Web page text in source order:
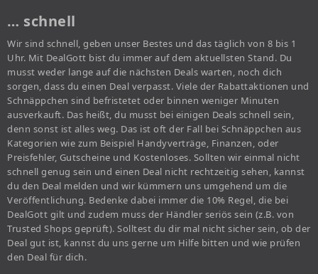
… schnell
Wir sind schnell, geben unser Bestes und das täglich von 8 bis 1
Uhr. Mit DealGott bist du immer auf dem aktuellsten Stand. Du
musst weder lange auf die nächsten Deals warten, noch dich
sorgen, dass du einen Deal verpasst. Viele der Rabattaktionen und
Schnäppchen sind befristetet oder binnen weniger Minuten
ausverkauft. Das heißt, du musst bei einigen Deals schnell sein,
denn sonst ist alles weg. Das ist oft der Fall bei Schnäppchen aus
Kategorien wie zum Beispiel Handyverträge, Finanzen, oder
Preisfehler, Gutscheine und Kostenloses. Sollten wir einmal nicht
schnell genug sein und einen Deal nicht rechtzeitig sehen, kannst
du den Deal melden und wir kümmern uns umgehend um die
Veröffentlichung. Bedenke dabei immer die 10% Regel, die bei
DealGott gilt und zudem muss der Händler seriös sein (z.B. von
Trusted Shops geprüft). Solltest du dir mal nicht sicher sein, ob der
Deal gut ist, kannst du uns gerne um Hilfe bitten und wie prüfen
den Deal für dich.